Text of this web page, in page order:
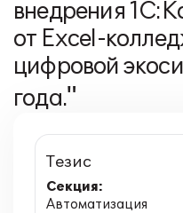
внедрения
от Excel-
цифровой
года."
Тезис
Секция:
Автоматизация